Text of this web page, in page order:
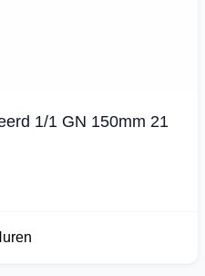
1/1 GN 150mm 21